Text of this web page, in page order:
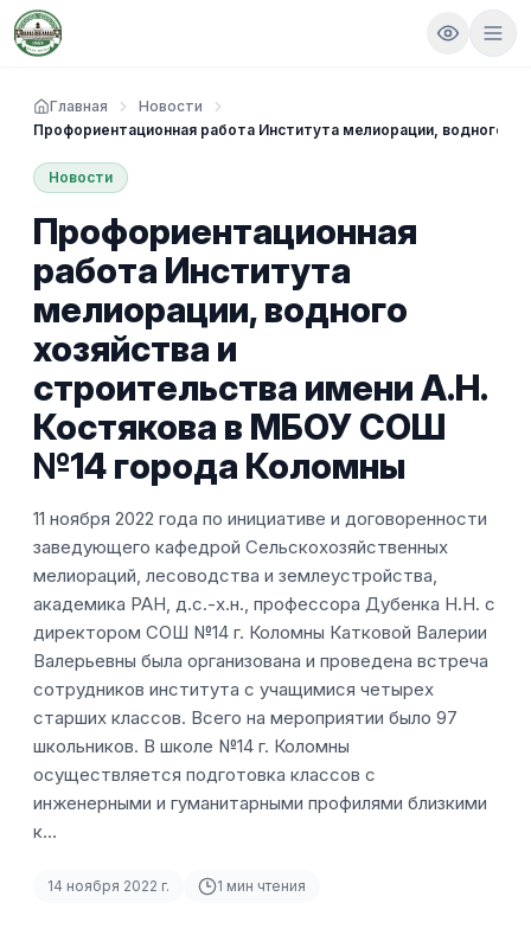
Главная
Новости
Профориентационная работа Института мелиорации, водного
Новости
Профориентационная
работа Института
мелиорации, водного
хозяйства и
строительства имени А.Н.
Костякова в МБОУ СОШ
№14 города Коломны
11 ноября 2022 года по инициативе и договоренности
заведующего кафедрой Сельскохозяйственных
мелиораций, лесоводства и землеустройства,
академика РАН, д.с.-х.н., профессора Дубенка Н.Н. с
директором СОШ №14 г. Коломны Катковой Валерии
Валерьевны была организована и проведена встреча
сотрудников института с учащимися четырех
старших классов. Всего на мероприятии было 97
школьников. В школе №14 г. Коломны
осуществляется подготовка классов с
инженерными и гуманитарными профилями близкими
к…
14 ноября 2022 г. 1 мин чтения